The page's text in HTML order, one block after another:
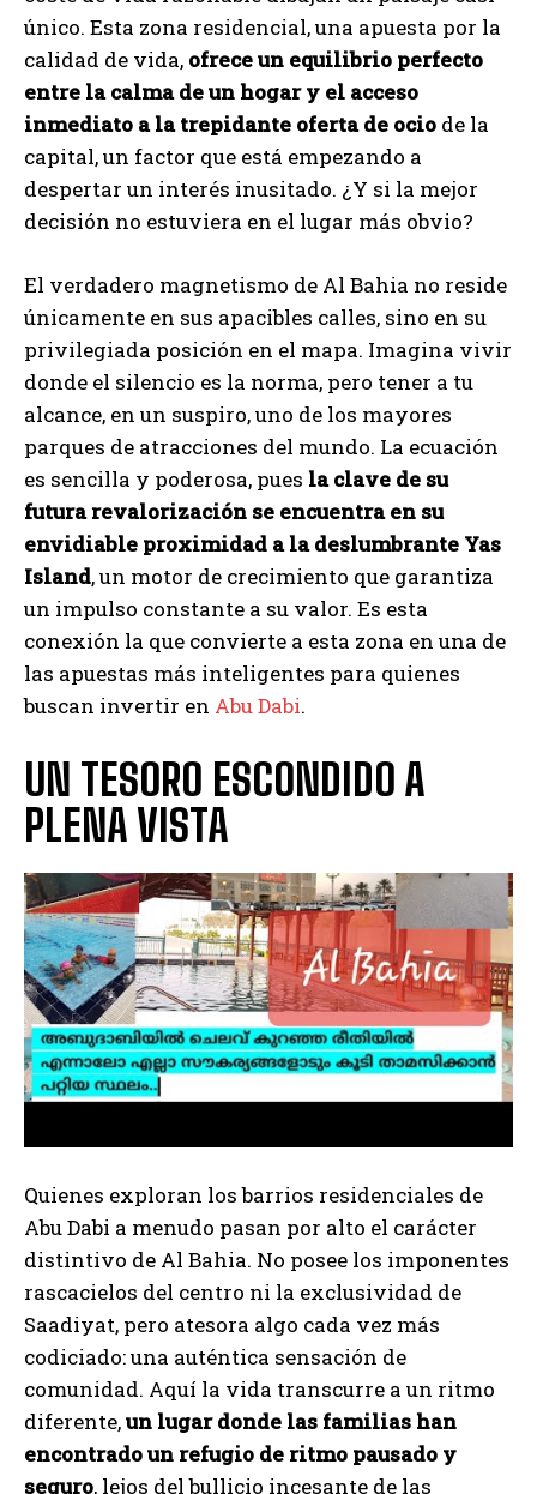
único. Esta zona residencial, una apuesta por la
calidad de vida, ofrece un equilibrio perfecto
entre la calma de un hogar y el acceso
inmediato a la trepidante oferta de ocio de la
capital, un factor que está empezando a
despertar un interés inusitado. ¿Y si la mejor
decisión no estuviera en el lugar más obvio?
El verdadero magnetismo de Al Bahia no reside
únicamente en sus apacibles calles, sino en su
privilegiada posición en el mapa. Imagina vivir
donde el silencio es la norma, pero tener a tu
alcance, en un suspiro, uno de los mayores
parques de atracciones del mundo. La ecuación
es sencilla y poderosa, pues la clave de su
futura revalorización se encuentra en su
envidiable proximidad a la deslumbrante Yas
Island, un motor de crecimiento que garantiza
un impulso constante a su valor. Es esta
conexión la que convierte a esta zona en una de
las apuestas más inteligentes para quienes
buscan invertir en Abu Dabi.
UN TESORO ESCONDIDO A
PLENA VISTA
Quienes exploran los barrios residenciales de
Abu Dabi a menudo pasan por alto el carácter
distintivo de Al Bahia. No posee los imponentes
rascacielos del centro ni la exclusividad de
Saadiyat, pero atesora algo cada vez más
codiciado: una auténtica sensación de
comunidad. Aquí la vida transcurre a un ritmo
diferente,un lugar donde las familias han
encontrado un refugio de ritmo pausado y
seguro, lejos del bullicio incesante de las